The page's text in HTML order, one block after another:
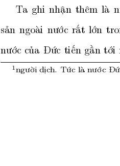
Ta ghi nhận thêm là
sản ngoài nước rất lớn
nước của Đức tiến gần tới
1 người dịch. Tức là nước